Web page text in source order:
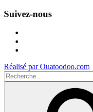
Suivez-nous
Réalisé par Ouatoodoo.com
Recherche
pour